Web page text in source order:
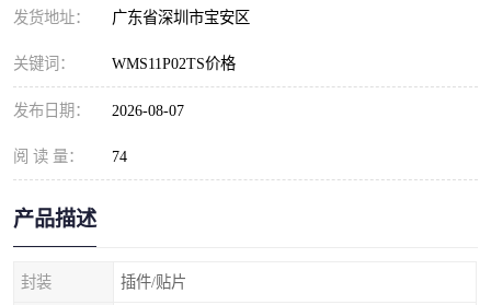
发货地址： 广东省深圳市宝安区
关键词： WMS11P02TS价格
发布日期： 2026-08-07
阅 读 量： 74
产品描述
封装 插件/贴片